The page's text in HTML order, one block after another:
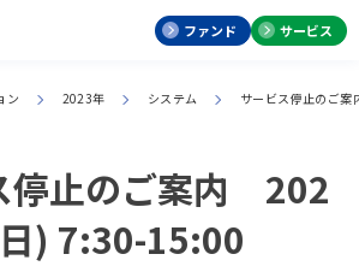
ファンド サービス
ン 2023年 システム サービス停止のご
停止のご案内 202
) 7:30-15:00